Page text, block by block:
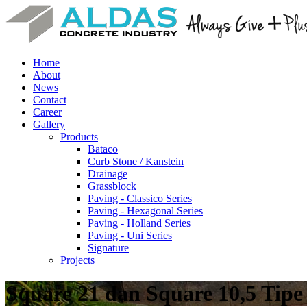
Home
About
News
Contact
Career
Gallery
Products
Bataco
Curb Stone / Kanstein
Drainage
Grassblock
Paving - Classico Series
Paving - Hexagonal Series
Paving - Holland Series
Paving - Uni Series
Signature
Projects
Square 21 dan Square 10,5 Tipe